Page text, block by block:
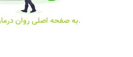
به صفحه اصلی روان درمان مراجعه کنید.